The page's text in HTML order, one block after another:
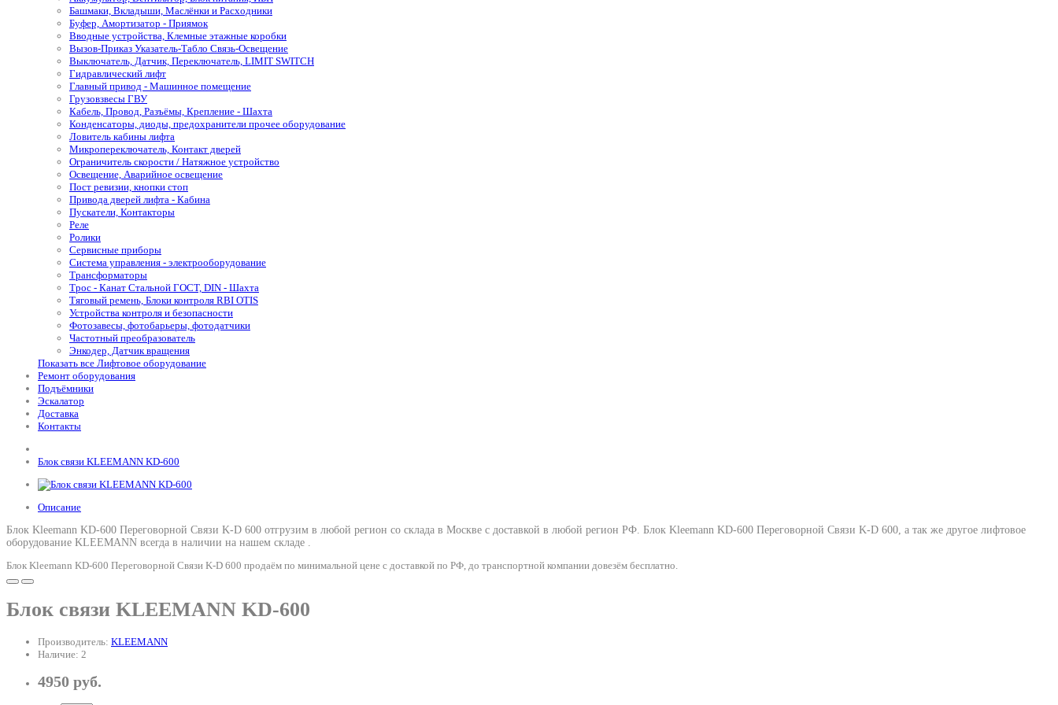
Башмаки, Вкладыши, Маслёнки и Расходники
Буфер, Амортизатор - Приямок
Вводные устройства, Клемные этажные коробки
Вызов-Приказ Указатель-Табло Связь-Освещение
Выключатель, Датчик, Переключатель, LIMIT SWITCH
Гидравлический лифт
Главный привод - Машинное помещение
Грузовзвесы ГВУ
Кабель, Провод, Разъёмы, Крепление - Шахта
Конденсаторы, диоды, предохранители прочее оборудование
Ловитель кабины лифта
Микропереключатель, Контакт дверей
Ограничитель скорости / Натяжное устройство
Освещение, Аварийное освещение
Пост ревизии, кнопки стоп
Привода дверей лифта - Кабина
Пускатели, Контакторы
Реле
Ролики
Сервисные приборы
Система управления - электрооборудование
Трансформаторы
Трос - Канат Стальной ГОСТ, DIN - Шахта
Тяговый ремень, Блоки контроля RBI OTIS
Устройства контроля и безопасности
Фотозавесы, фотобарьеры, фотодатчики
Частотный преобразователь
Энкодер, Датчик вращения
Показать все Лифтовое оборудование
Ремонт оборудования
Подъёмники
Эскалатор
Доставка
Контакты
Блок связи KLEEMANN KD-600
Описание
Блок Kleemann KD-600 Переговорной Связи K-D 600 отгрузим в любой регион со склада в Москве с доставкой в любой регион РФ. Блок Kleemann KD-600 Переговорной Связи K-D 600, а так же другое лифтовое
оборудование KLEEMANN всегда в наличии на нашем складе .
Блок Kleemann KD-600 Переговорной Связи K-D 600 продаём по минимальной цене с доставкой по РФ, до транспортной компании довезём бесплатно.
Блок связи KLEEMANN KD-600
Производитель: KLEEMANN
Наличие: 2
4950 руб.